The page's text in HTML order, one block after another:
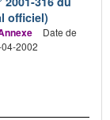
officiel)
Date de
2002